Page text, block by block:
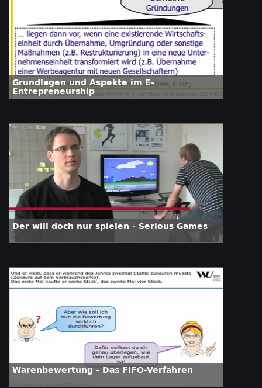
Grundlagen und Aspekte im E-
Entrepreneurship
Der will doch nur spielen - Serious Games
Warenbewertung - Das FIFO-Verfahren